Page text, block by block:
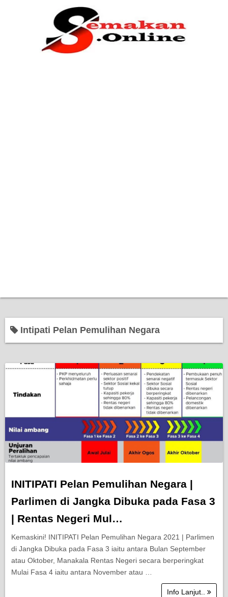
Intipati Pelan Pemulihan Negara
INITIPATI Pelan Pemulihan Negara |
Parlimen di Jangka Dibuka pada Fasa 3
| Rentas Negeri Mul…
Kemaskini! INITIPATI Pelan Pemulihan Negara 2021 | Parlimen
di Jangka Dibuka pada Fasa 3 iaitu antara Bulan September
atau Oktober, Manakala Rentas Negeri secara berperingkat
Mulai Fasa 4 iaitu antara November atau …
Info Lanjut..